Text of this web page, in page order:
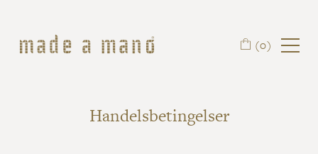
(0)
Handelsbetingelser